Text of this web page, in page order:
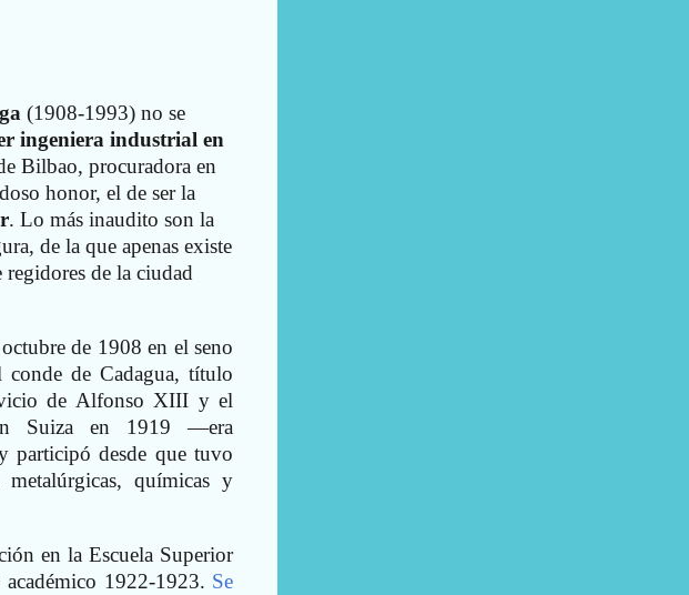
(1908-1993) no se
ingeniera industrial en
Bilbao, procuradora en
honor, el de ser la
. Lo más inaudito son la
de la que apenas existe
de la ciudad
de 1908 en el seno
conde de Cadagua, título
de Alfonso XIII y el
Suiza en 1919 —era
desde que tuvo
químicas y
en la Escuela Superior
1922-1923. Se